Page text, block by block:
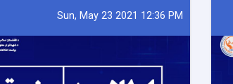
Sun, May 23 2021 12:36 PM